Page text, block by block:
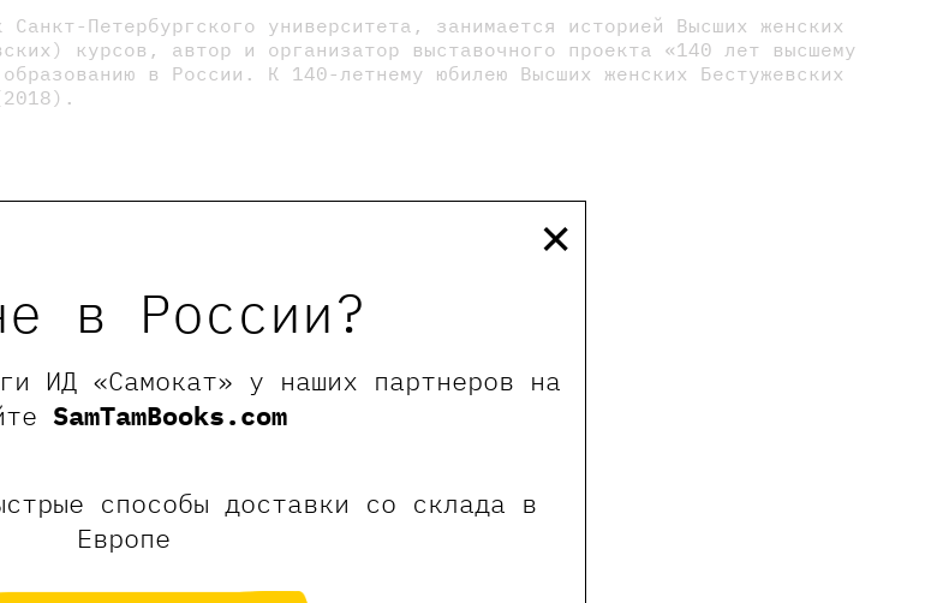
в России?
ИД «Самокат» у наших партнеров на
SamTamBooks.com
способы доставки со склада в
Европе
×
Санкт-Петербургского университета, занимается историей Высших женских
курсов, автор и организатор выставочного проекта «140 лет высшему
в России. К 140-летнему юбилею Высших женских Бестужевских